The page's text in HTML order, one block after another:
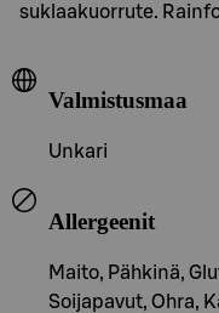
suklaakuorrute.
Valmistusmaa
Unkari
Allergeenit
Maito, Pähkinä,
Soijapavut, Ohra,